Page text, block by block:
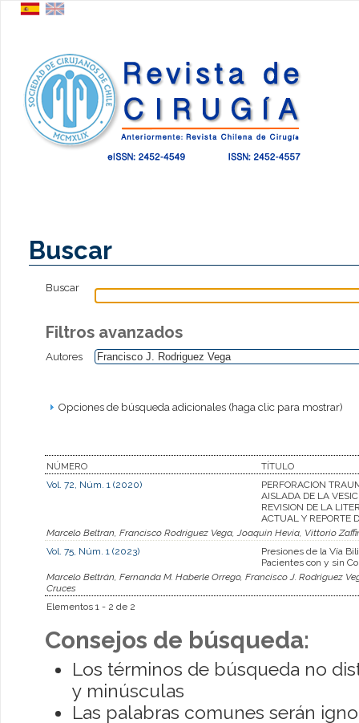
Buscar
Buscar
Filtros avanzados
Autores
Opciones de búsqueda adicionales (haga clic para mostrar)
NÚMERO
TÍTULO
Vol. 72, Núm. 1 (2020)
PERFORACION
AISLADA DE LA
REVISION DE LA
ACTUAL Y REPORTE
Marcelo Beltran, Francisco Rodriguez Vega, Joaquin Hevia, Vittorio
Vol. 75, Núm. 1 (2023)
Presiones de la Vía
Pacientes con y sin
Marcelo Beltrán, Fernanda M. Haberle Orrego, Francisco J. Rodriguez
Cruces
Elementos 1 - 2 de 2
Consejos de búsqueda:
Los términos de búsqueda no
y minúsculas
Las palabras comunes serán